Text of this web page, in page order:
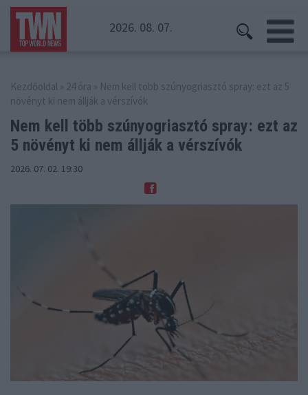
2026. 08. 07.
Kezdőoldal » 24 óra » Nem kell több szúnyogriasztó spray: ezt az 5
növényt ki nem állják a vérszívók
Nem kell több szúnyogriasztó spray: ezt az
5 növényt ki nem állják a vérszívók
2026. 07. 02. 19:30